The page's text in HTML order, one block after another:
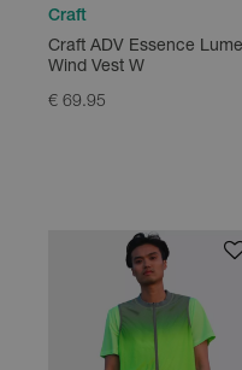
Craft
Craft ADV Essence
Wind Vest W
€ 69.95